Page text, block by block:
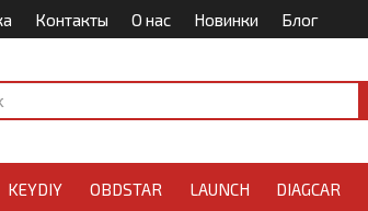
Контакты О нас Новинки Блог
KEYDIY OBDSTAR LAUNCH DIAGCAR